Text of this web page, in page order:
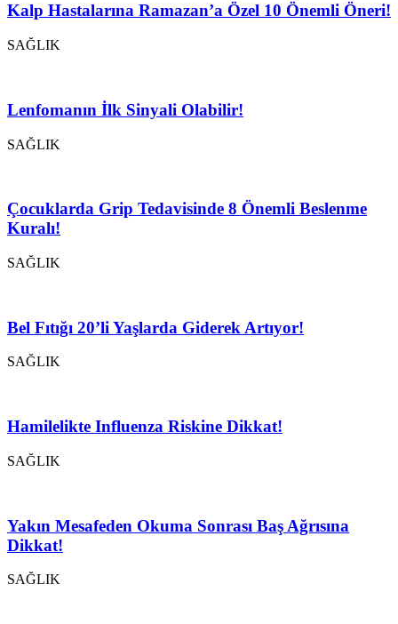
Kalp Hastalarına Ramazan’a Özel 10 Önemli Öneri!
SAĞLIK
Lenfomanın İlk Sinyali Olabilir!
SAĞLIK
Çocuklarda Grip Tedavisinde 8 Önemli Beslenme
Kuralı!
SAĞLIK
Bel Fıtığı 20’li Yaşlarda Giderek Artıyor!
SAĞLIK
Hamilelikte Influenza Riskine Dikkat!
SAĞLIK
Yakın Mesafeden Okuma Sonrası Baş Ağrısına
Dikkat!
SAĞLIK